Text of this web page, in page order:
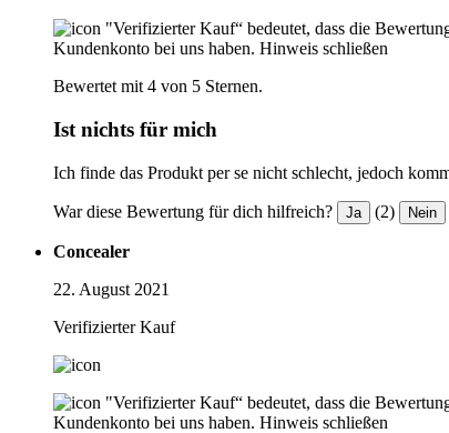
"Verifizierter Kauf“ bedeutet, dass die
Kundenkonto bei uns haben. Hinweis schließen
Bewertet mit 4 von 5 Sternen.
Ist nichts für mich
Ich finde das Produkt per se nicht schlecht, jedoch
War diese Bewertung für dich hilfreich? Ja (2) Nein
Concealer
22. August 2021
Verifizierter Kauf
"Verifizierter Kauf“ bedeutet, dass die
Kundenkonto bei uns haben. Hinweis schließen